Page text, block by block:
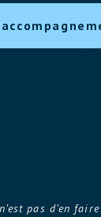
pas d’en